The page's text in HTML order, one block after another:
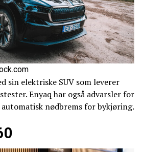
sin elektriske SUV som leverer
Enyaq har også advarsler for
nødbrems for bykjøring.